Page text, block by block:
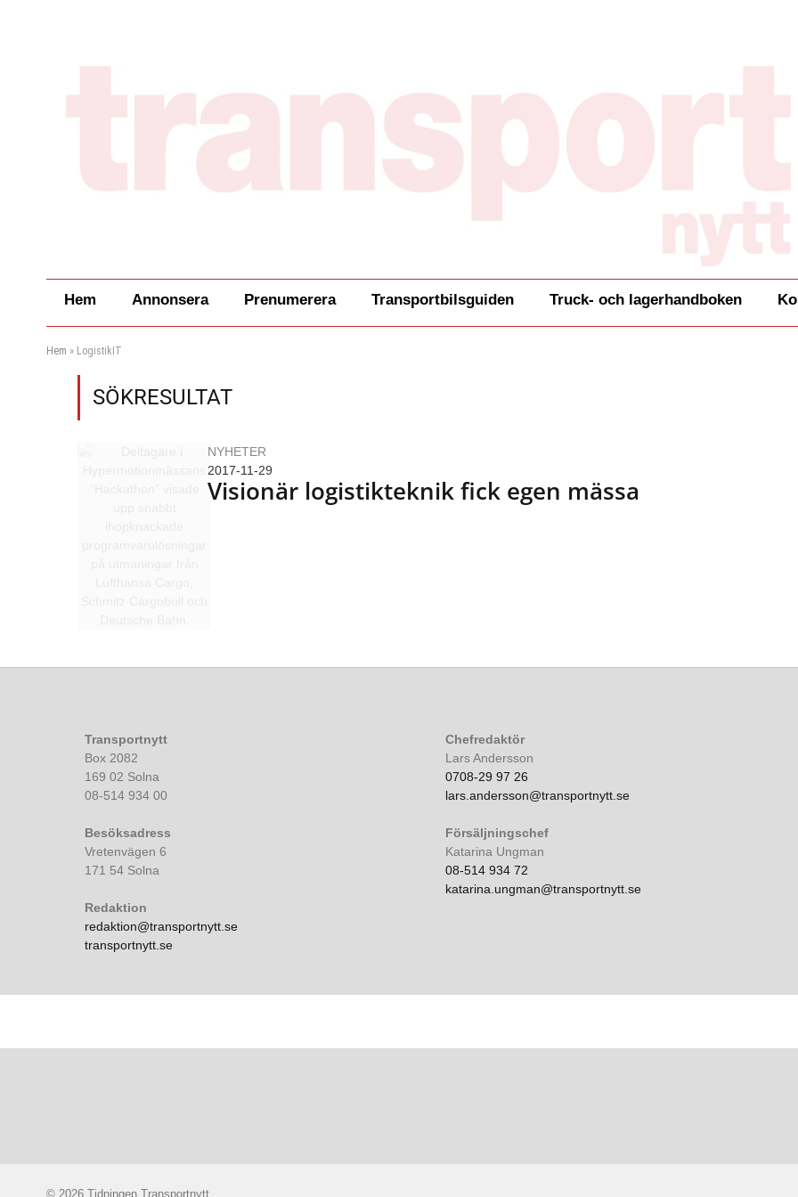
Hem Annonsera Prenumerera Transportbilsguiden Truck- och lagerhandboken
Hem » LogistikIT
SÖKRESULTAT
NYHETER
2017-11-29
Visionär logistikteknik fick egen mässa
Transportnytt
Box 2082
169 02 Solna
08-514 934 00
Besöksadress
Vretenvägen 6
171 54 Solna
Redaktion
redaktion@transportnytt.se
transportnytt.se
Chefredaktör
Lars Andersson
0708-29 97 26
lars.andersson@transportnytt.se
Försäljningschef
Katarina Ungman
08-514 934 72
katarina.ungman@transportnytt.se
© 2026 Tidningen Transportnytt